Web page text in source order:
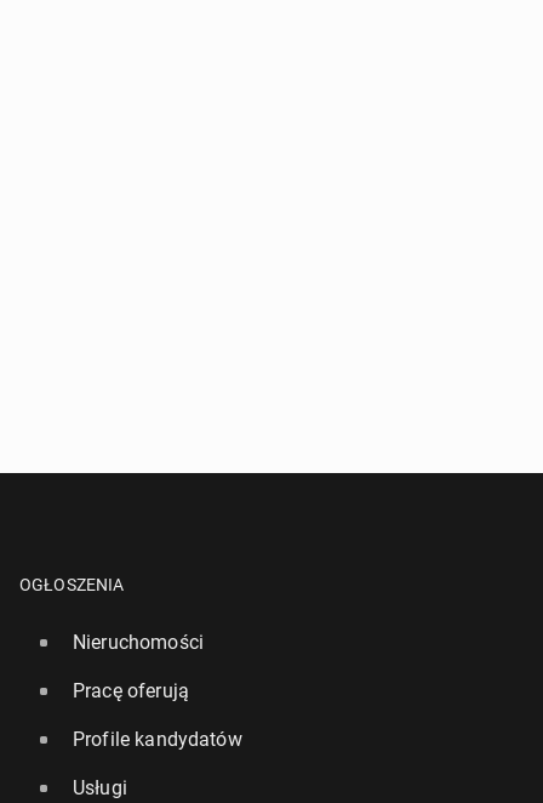
OGŁOSZENIA
Nieruchomości
Pracę oferują
Profile kandydatów
Usługi